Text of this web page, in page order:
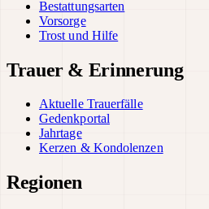
Bestattungsarten
Vorsorge
Trost und Hilfe
Trauer & Erinnerung
Aktuelle Trauerfälle
Gedenkportal
Jahrtage
Kerzen & Kondolenzen
Regionen